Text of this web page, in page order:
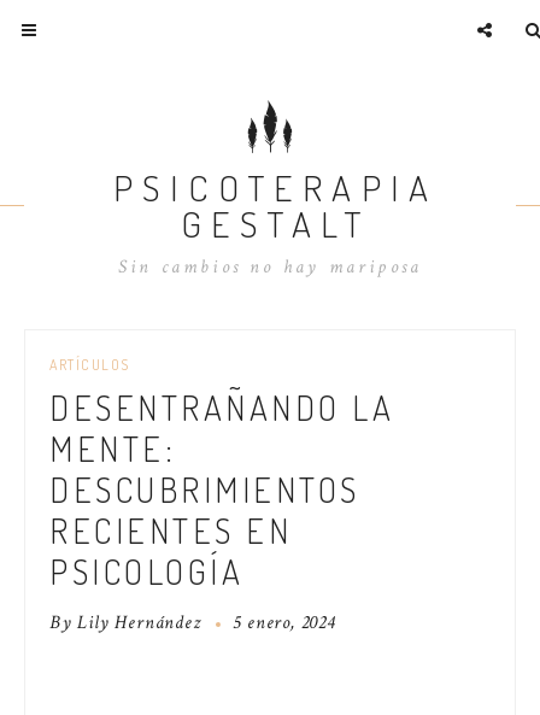
PSICOTERAPIA
GESTALT
Sin cambios no hay mariposa
ARTÍCULOS
DESENTRAÑANDO LA
MENTE:
DESCUBRIMIENTOS
RECIENTES EN
PSICOLOGÍA
ByLily Hernández 5 enero, 2024